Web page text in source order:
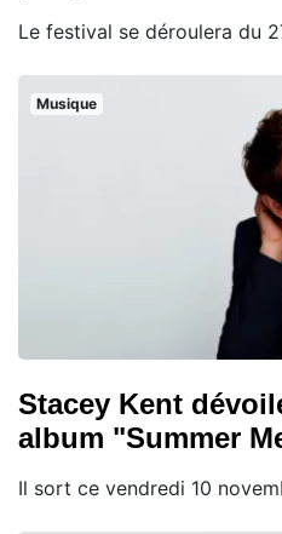
Le festival se déroulera du
Musique
Stacey Kent
album "Summer
Il sort ce vendredi 10